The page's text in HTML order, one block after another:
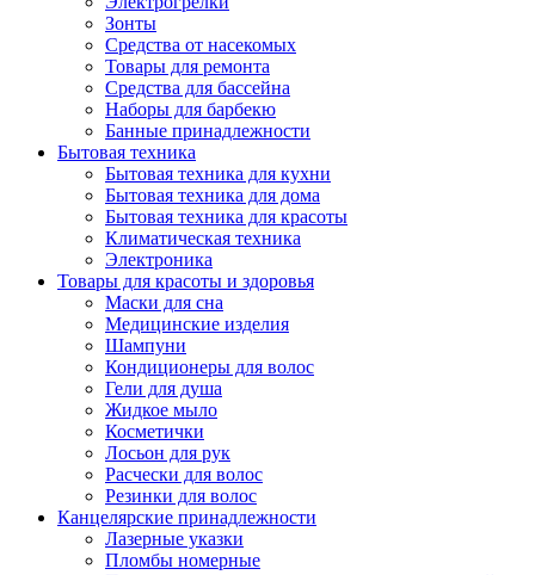
Зонты
Средства от насекомых
Товары для ремонта
Средства для бассейна
Наборы для барбекю
Банные принадлежности
Бытовая техника
Бытовая техника для кухни
Бытовая техника для дома
Бытовая техника для красоты
Климатическая техника
Электроника
Товары для красоты и здоровья
Маски для сна
Медицинские изделия
Шампуни
Кондиционеры для волос
Гели для душа
Жидкое мыло
Косметички
Лосьон для рук
Расчески для волос
Резинки для волос
Канцелярские принадлежности
Лазерные указки
Пломбы номерные